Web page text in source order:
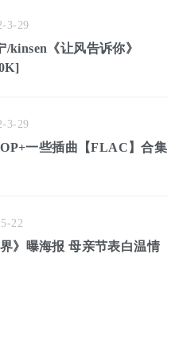
3-29
《让风告诉你》
3-29
一些插曲【FLAC】合集
22
》曝海报 母亲节表白温情